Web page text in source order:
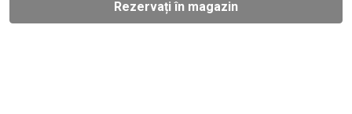
Rezervați în magazin